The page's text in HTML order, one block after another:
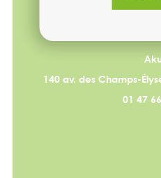
140 av. des Champs-
01 47